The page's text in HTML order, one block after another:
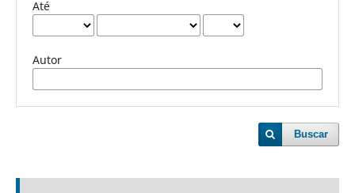
Até
Autor
Buscar